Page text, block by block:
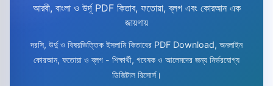
আরবী, বাংলা ও উর্দূ PDF কিতাব, ফতোয়া, ব্লগ এবং কোরআন এক
জায়গায়
দরসি, উর্দু ও বিষয়ভিত্তিক ইসলামি কিতাবের PDF Download, অনলাইন
কোরআন, ফতোয়া ও ব্লগ - শিক্ষার্থী, গবেষক ও আলেমদের জন্য নির্ভরযোগ্য
ডিজিটাল রিসোর্স।